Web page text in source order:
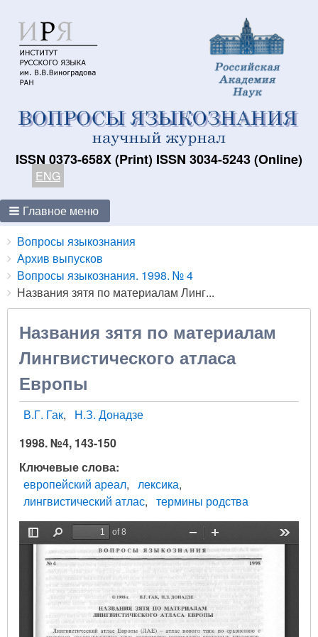
ISSN 0373-658X (Print) ISSN 3034-5243 (Online)
ENG
Главное меню
Breadcrumbs
You
are
here:
Вопросы языкознания
Архив выпусков
Вопросы языкознания. 1998. № 4
Названия зятя по материалам Линг...
Названия зятя по материалам
Лингвистического атласа
Европы
В.Г. Гак
Н.З. Донадзе
1998. №4, 143-150
Ключевые слова
европейский ареал
лексика
лингвистический атлас
термины родства